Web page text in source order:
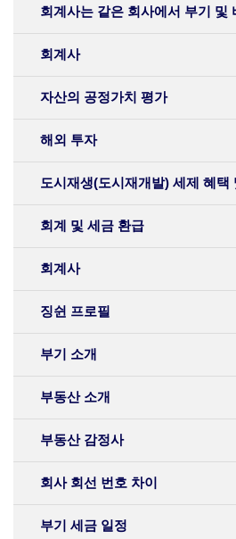
회계사는 같은 회사에서 부기 및
회계사
자산의 공정가치 평가
해외 투자
도시재생(도시재개발) 세제 혜택
회계 및 세금 환급
회계사
징쉰 프로필
부기 소개
부동산 소개
부동산 감정사
회사 회선 번호 차이
부기 세금 일정